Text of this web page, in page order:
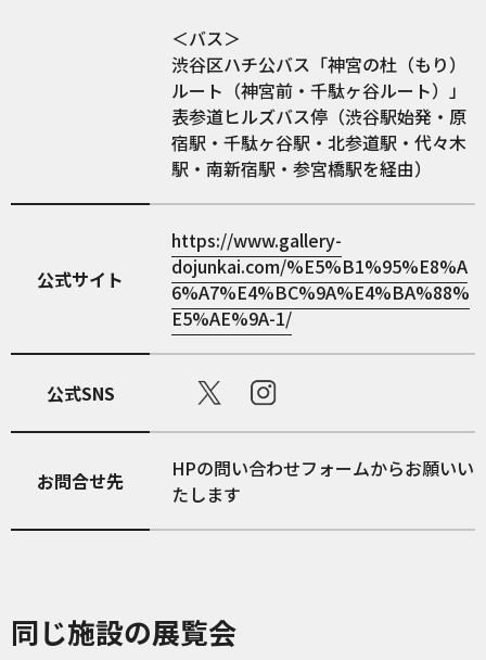
＜バス＞
渋谷区ハチ公バス「神宮の杜（もり）
ルート（神宮前・千駄ヶ谷ルート）」
表参道ヒルズバス停（渋谷駅始発・原
宿駅・千駄ヶ谷駅・北参道駅・代々木
駅・南新宿駅・参宮橋駅を経由）
公式サイト
https://www.gallery-
dojunkai.com/%E5%B1%95%E8%A
6%A7%E4%BC%9A%E4%BA%88%
E5%AE%9A-1/
公式SNS
お問合せ先
HPの問い合わせフォームからお願いい
たします
同じ施設の展覧会